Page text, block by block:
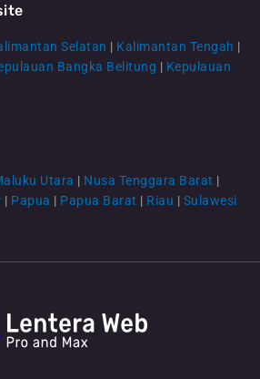
Lenteraweb
Selatan | Kalimantan Tengah |
Bangka Belitung | Kepulauan
Utara | Nusa Tenggara Barat |
| Papua | Papua Barat | Riau | Sulawesi